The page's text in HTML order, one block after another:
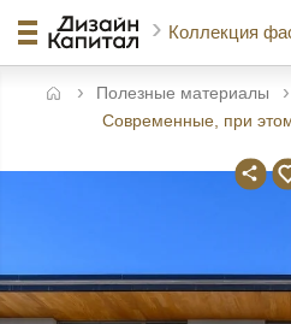
Коллекция
Полезные материалы
Современные, при